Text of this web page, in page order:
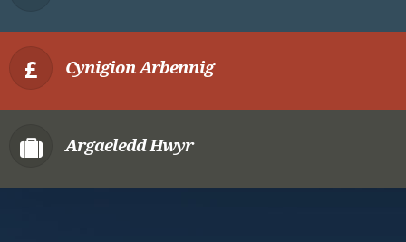
Cynigion Arbennig
Argaeledd Hwyr